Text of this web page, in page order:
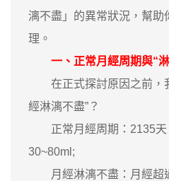
漓不盡」的異常狀況，幫助
理。
一、正常月經周期與“
在正式探討原因之前，
經淋漓不盡”？
正常月經周期：2135天
30~80ml;
月經淋漓不盡：月經超